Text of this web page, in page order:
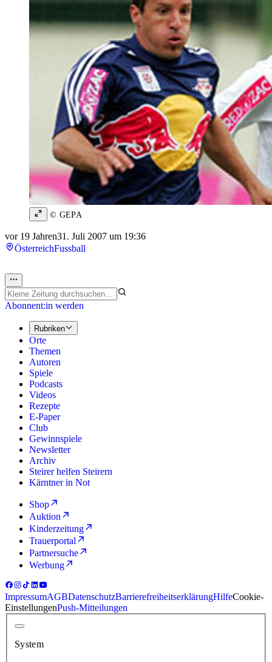
© GEPA
vor 19 Jahren31. Juli 2007 um 19:36
ÖsterreichFussball
Abonnent:in werden
Rubriken
Orte
Themen
Autoren
Spiele
Podcasts
Videos
Rezepte
E-Paper
Club
Gewinnspiele
Newsletter
Archiv
Steirer helfen Steirern
Kärntner in Not
Shop
Auktion
Kinderzeitung
Trauerportal
Partnersuche
Werbung
ImpressumAGBDatenschutzBarrierefreiheitserklärungHilfeCookie-
EinstellungenPush-Mitteilungen
System